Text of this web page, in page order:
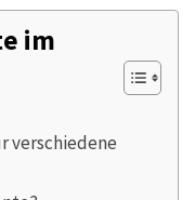
im
verschiedene